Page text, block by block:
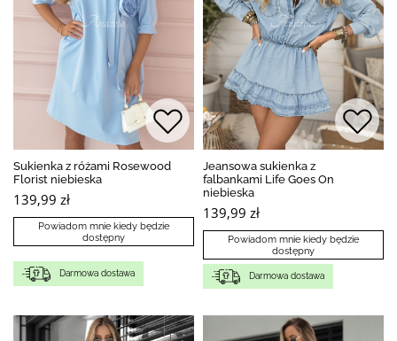
Sukienka z różami Rosewood
Florist niebieska
139,99 zł
Powiadom mnie kiedy będzie
dostępny
Darmowa dostawa
Jeansowa sukienka z
falbankami Life Goes On
niebieska
139,99 zł
Powiadom mnie kiedy będzie
dostępny
Darmowa dostawa